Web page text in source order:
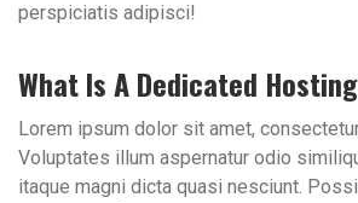
perspiciatis adipisci!
What Is A Dedicated
Lorem ipsum dolor sit amet,
Voluptates illum aspernatur odio
itaque magni dicta quasi nesciunt.